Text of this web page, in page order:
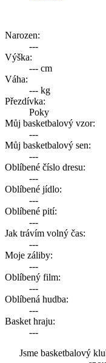
Narozen:
---
Výška:
--- cm
Váha:
--- kg
Přezdívka:
Poky
Můj basketbalový vzor:
---
Můj basketbalový sen:
---
Oblíbené číslo dresu:
---
Oblíbené jídlo:
---
Oblíbené pití:
---
Jak trávím volný čas:
---
Moje záliby:
---
Oblíbený film:
---
Oblíbená hudba:
---
Basket hraju:
---
Jsme basketbalový